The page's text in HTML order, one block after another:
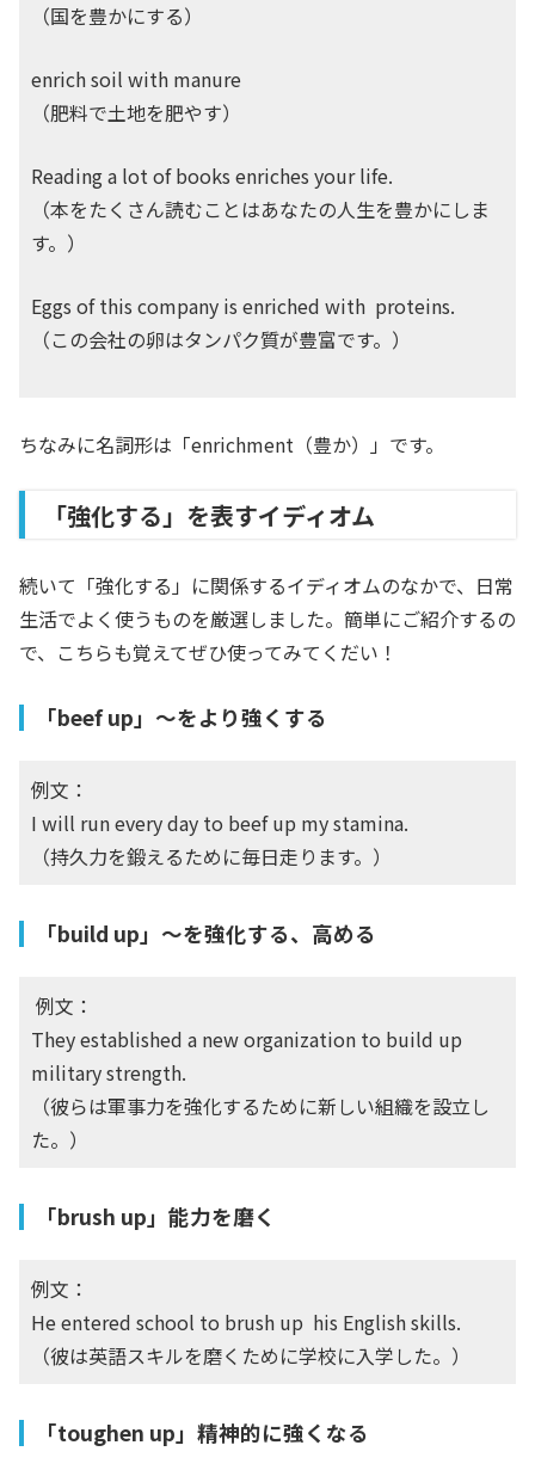
（国を豊かにする）
enrich soil with manure
（肥料で土地を肥やす）
Reading a lot of books enriches your life.
（本をたくさん読むことはあなたの人生を豊かにしま
す。）
Eggs of this company is enriched with proteins.
（この会社の卵はタンパク質が豊富です。）
ちなみに名詞形は「enrichment（豊か）」です。
「強化する」を表すイディオム
続いて「強化する」に関係するイディオムのなかで、日常
生活でよく使うものを厳選しました。簡単にご紹介するの
で、こちらも覚えてぜひ使ってみてくだい！
「beef up」〜をより強くする
例文：
I will run every day to beef up my stamina.
（持久力を鍛えるために毎日走ります。）
「build up」〜を強化する、高める
例文：
They established a new organization to build up
military strength.
（彼らは軍事力を強化するために新しい組織を設立し
た。）
「brush up」能力を磨く
例文：
He entered school to brush up his English skills.
（彼は英語スキルを磨くために学校に入学した。）
「toughen up」精神的に強くなる